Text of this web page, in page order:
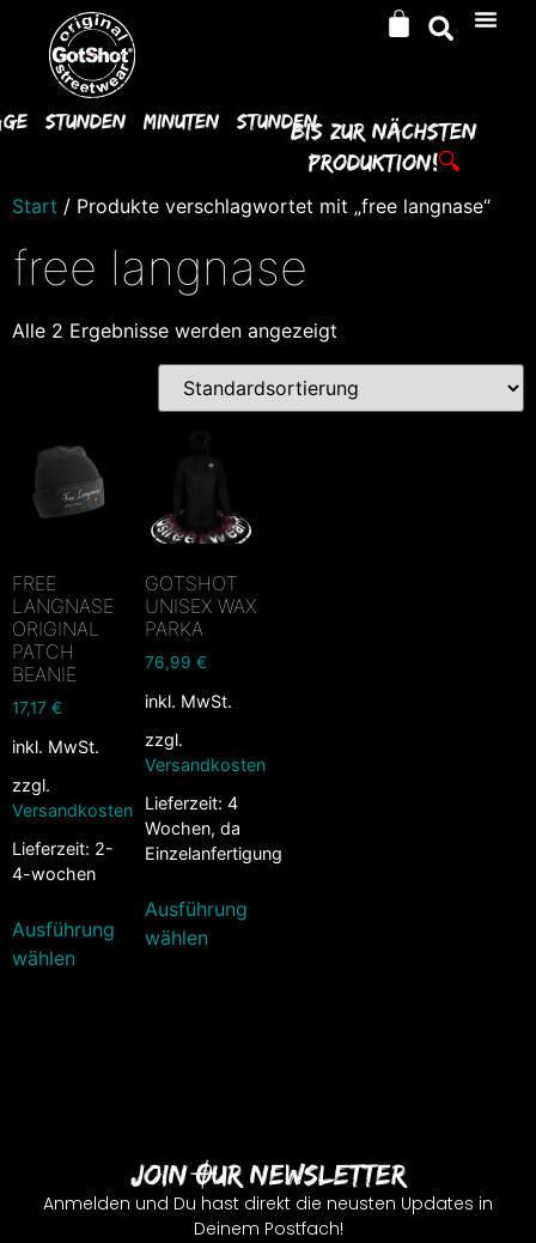
Stunden Minuten StundenBis ZurNächsten
Produktion!🔍
Start / Produkte verschlagwortet mit „free langnase“
free langnase
Alle 2 Ergebnisse werden angezeigt
FREE
LANGNASE
ORIGINAL
PATCH
BEANIE
17,17 €
inkl. MwSt.
zzgl.
Versandkosten
Lieferzeit: 2-
4-wochen
Ausführung
wählen
GOTSHOT
UNISEX WAX
PARKA
76,99 €
inkl. MwSt.
zzgl.
Versandkosten
Lieferzeit: 4
Wochen, da
Einzelanfertigung
Ausführung
wählen
Join Our Newsletter
Anmelden und Du hast direkt die neusten Updates in
Deinem Postfach!